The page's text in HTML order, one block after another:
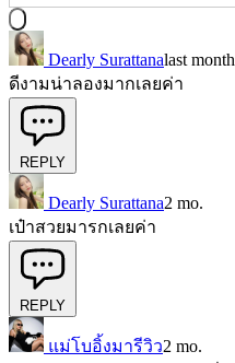
Dearly Surattanalast month
ดีงามน่าลองมากเลยค่า
REPLY
Dearly Surattana2 mo.
เป๋าสวยมารกเลยค่า
REPLY
แม่โบอิ้งมารีวิว2 mo.